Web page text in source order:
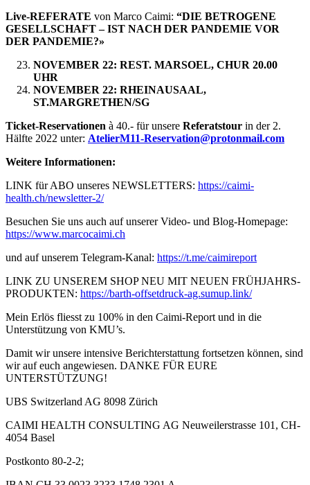
Live-REFERATE von Marco Caimi: “DIE BETROGENE
GESELLSCHAFT – IST NACH DER PANDEMIE VOR
DER PANDEMIE?»
NOVEMBER 22: REST. MARSOEL, CHUR 20.00
UHR
NOVEMBER 22: RHEINAUSAAL,
ST.MARGRETHEN/SG
Ticket-Reservationen à 40.- für unsere Referatstour in der 2.
Hälfte 2022 unter: AtelierM11-Reservation@protonmail.com
Weitere Informationen:
LINK für ABO unseres NEWSLETTERS: https://caimi-
health.ch/newsletter-2/
Besuchen Sie uns auch auf unserer Video- und Blog-Homepage:
https://www.marcocaimi.ch
und auf unserem Telegram-Kanal: https://t.me/caimireport
LINK ZU UNSEREM SHOP NEU MIT NEUEN FRÜHJAHRS-
PRODUKTEN: https://barth-offsetdruck-ag.sumup.link/
Mein Erlös fliesst zu 100% in den Caimi-Report und in die
Unterstützung von KMU’s.
Damit wir unsere intensive Berichterstattung fortsetzen können, sind
wir auf euch angewiesen. DANKE FÜR EURE
UNTERSTÜTZUNG!
UBS Switzerland AG 8098 Zürich
CAIMI HEALTH CONSULTING AG Neuweilerstrasse 101, CH-
4054 Basel
Postkonto 80-2-2;